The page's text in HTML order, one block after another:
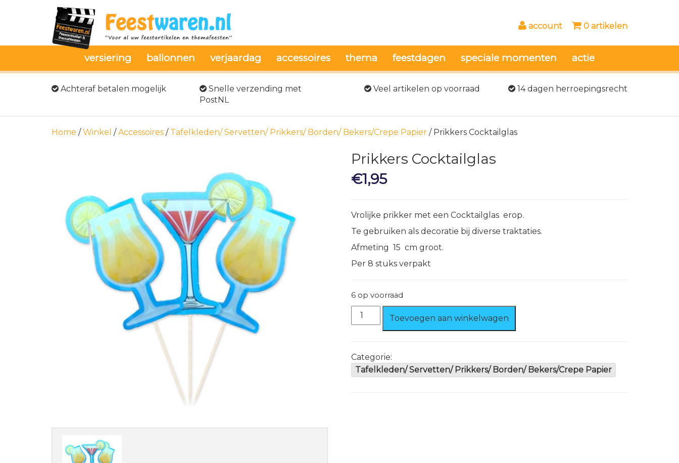
account 0 artikelen
versiering ballonnen verjaardag accessoires thema feestdagen speciale momenten actie
Achteraf betalen mogelijk
Snelle verzending met
PostNL
Veel artikelen op voorraad 14 dagen herroepingsrecht
Home /Winkel /Accessoires / Tafelkleden/ Servetten/ Prikkers/ Borden/ Bekers/Crepe Papier / Prikkers Cocktailglas
Prikkers Cocktailglas
€1,95
Vrolijke prikker met een Cocktailglas erop.
Te gebruiken als decoratie bij diverse traktaties.
Afmeting 15 cm groot.
Per 8 stuks verpakt
6 op voorraad
Prikkers
CocktailglasToevoegen aan winkelwagen
Categorie:
Tafelkleden/ Servetten/ Prikkers/ Borden/ Bekers/Crepe Papier